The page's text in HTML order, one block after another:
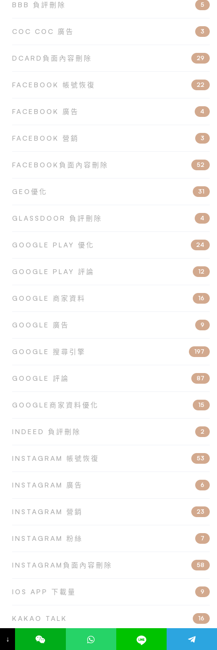
BBB 負評刪除 5
COC COC 廣告 3
DCARD負面內容刪除 29
FACEBOOK 帳號恢復 22
FACEBOOK 廣告 4
FACEBOOK 營銷 3
FACEBOOK負面內容刪除 52
GEO優化 31
GLASSDOOR 負評刪除 4
GOOGLE PLAY 優化 24
GOOGLE PLAY 評論 12
GOOGLE 商家資料 16
GOOGLE 廣告 9
GOOGLE 搜尋引擎 197
GOOGLE 評論 87
GOOGLE商家資料優化 15
INDEED 負評刪除 2
INSTAGRAM 帳號恢復 53
INSTAGRAM 廣告 6
INSTAGRAM 營銷 23
INSTAGRAM 粉絲 7
INSTAGRAM負面內容刪除 58
IOS APP 下載量 9
KAKAO TALK 16
KAKAO 廣告
↓